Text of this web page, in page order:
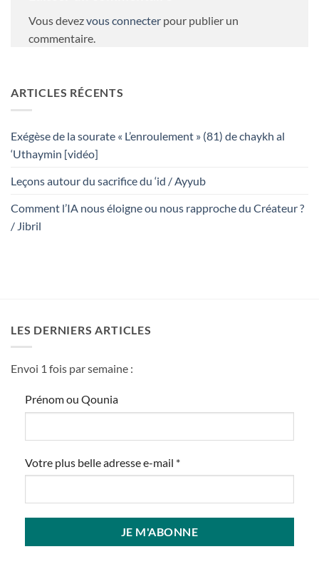
Vous devezvous connecter pour publier un
commentaire.
ARTICLES RÉCENTS
Exégèse de la sourate « L’enroulement » (81) de chaykh al
‘Uthaymin [vidéo]
Leçons autour du sacrifice du ‘id / Ayyub
Comment l’IA nous éloigne ou nous rapproche du Créateur ?
/ Jibril
LES DERNIERS ARTICLES
Envoi 1 fois par semaine :
Prénom ou Qounia
Votre plus belle adresse e-mail *